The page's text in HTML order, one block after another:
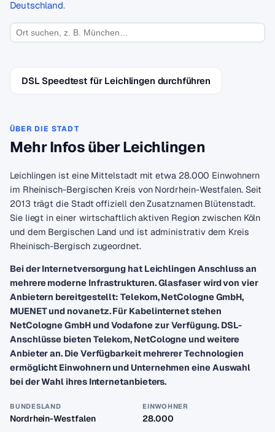
Deutschland.
DSL Speedtest für Leichlingen durchführen
ÜBER DIE STADT
Mehr Infos über Leichlingen
Leichlingen ist eine Mittelstadt mit etwa 28.000 Einwohnern
im Rheinisch-Bergischen Kreis von Nordrhein-Westfalen. Seit
2013 trägt die Stadt offiziell den Zusatznamen Blütenstadt.
Sie liegt in einer wirtschaftlich aktiven Region zwischen Köln
und dem Bergischen Land und ist administrativ dem Kreis
Rheinisch-Bergisch zugeordnet.
Bei der Internetversorgung hat Leichlingen Anschluss an
mehrere moderne Infrastrukturen. Glasfaser wird von vier
Anbietern bereitgestellt: Telekom, NetCologne GmbH,
MUENET und novanetz. Für Kabelinternet stehen
NetCologne GmbH und Vodafone zur Verfügung. DSL-
Anschlüsse bieten Telekom, NetCologne und weitere
Anbieter an. Die Verfügbarkeit mehrerer Technologien
ermöglicht Einwohnern und Unternehmen eine Auswahl
bei der Wahl ihres Internetanbieters.
BUNDESLAND
Nordrhein-Westfalen
EINWOHNER
28.000